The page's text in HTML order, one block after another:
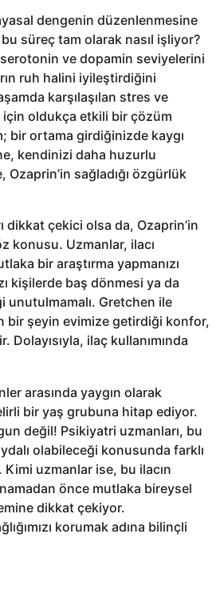
dengenin düzenlenmesine
süreç tam olarak nasıl işliyor?
ve dopamin seviyelerini
ruh halini iyileştirdiğini
karşılaşılan stres ve
için oldukça etkili bir çözüm
bir ortama girdiğinizde kaygı
kendinizi daha huzurlu
sağladığı özgürlük
dikkat çekici olsa da, Ozaprin’in
konusu. Uzmanlar, ilacı
bir araştırma yapmanızı
kişilerde baş dönmesi ya da
unutulmamalı. Gretchen ile
bir şeyin evimize getirdiği konfor,
Dolayısıyla, ilaç kullanımında
arasında yaygın olarak
bir yaş grubuna hitap ediyor.
değil! Psikiyatri uzmanları, bu
olabileceği konusunda farklı
uzmanlar ise, bu ilacın
önce mutlaka bireysel
dikkat çekiyor.
korumak adına bilinçli